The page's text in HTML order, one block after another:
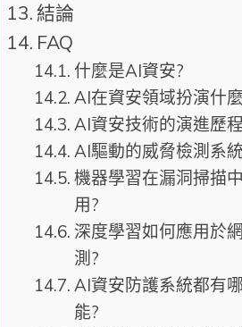
結論
FAQ
什麼是AI資安?
AI在資安領域扮演什
AI資安技術的演進歷
AI驅動的威脅檢測系
機器學習在漏洞掃描
用?
深度學習如何應用於
測?
AI資安防護系統都有
能?